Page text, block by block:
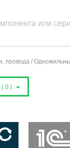
провода /
( 0 )